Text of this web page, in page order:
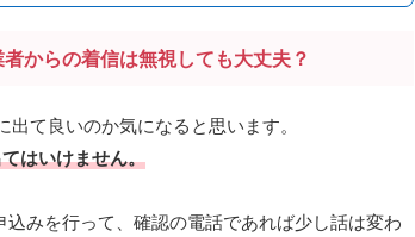
からの着信は無視しても大丈夫？
て良いのか気になると思います。
はいけません。
みを行って、確認の電話であれば少し話は変わ